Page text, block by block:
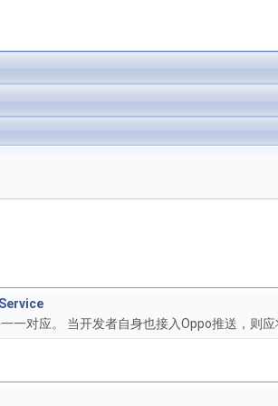
一对应。 当开发者自身也接入Oppo推送，